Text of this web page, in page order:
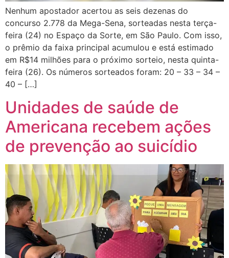
Nenhum apostador acertou as seis dezenas do
concurso 2.778 da Mega-Sena, sorteadas nesta terça-
feira (24) no Espaço da Sorte, em São Paulo. Com isso,
o prêmio da faixa principal acumulou e está estimado
em R$14 milhões para o próximo sorteio, nesta quinta-
feira (26). Os números sorteados foram: 20 – 33 – 34 –
40 – […]
Unidades de saúde de
Americana recebem ações
de prevenção ao suicídio